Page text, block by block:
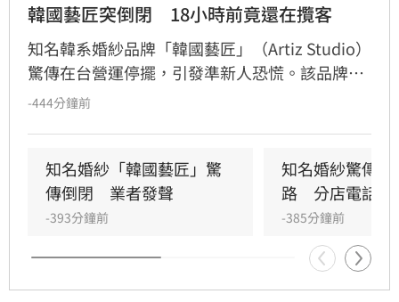
韓國藝匠突倒閉　18小時前竟還在攬客
知名韓系婚紗品牌「韓國藝匠」（Artiz Studio）
驚傳在台營運停擺，引發準新人恐慌。該品牌曾
因明星同款禮服打響名氣，近期卻接連傳出客服
發前18小時仍積極宣傳，與現況形成強烈反差。
業者稍早證實已無法繼續營業，目前正整理客戶
合約與付款紀錄。由於該品牌中國據點去年曾爆
發破產爭議，台灣新人們憂心已付出的款項及婚
紗照恐將血本無歸，後續處理方式仍待品牌負責
人進一步說明。
-444分鐘前
知名婚紗「韓國藝匠」驚
傳倒閉　業者發聲
-393分鐘前
知名婚紗驚傳負
路　分店電話打
-385分鐘前